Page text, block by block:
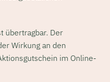
übertragbar. Der
Wirkung an den
im Online-